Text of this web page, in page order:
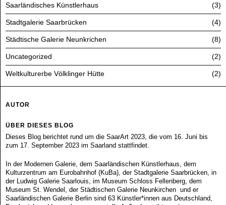
Saarländisches Künstlerhaus 3
Stadtgalerie Saarbrücken 4
Städtische Galerie Neunkrichen 8
Uncategorized 2
Weltkulturerbe Völklinger Hütte 2
AUTOR
ÜBER DIESES BLOG
Dieses Blog berichtet rund um die SaarArt 2023, die vom 16. Juni bis
zum 17. September 2023 im Saarland stattfindet.
In der Modernen Galerie, dem Saarländischen Künstlerhaus, dem
Kulturzentrum am Eurobahnhof (KuBa), der Stadtgalerie Saarbrücken, in
der Ludwig Galerie Saarlouis, im Museum Schloss Fellenberg, dem
Museum St. Wendel, der Städtischen Galerie Neunkirchen und er
Saarländischen Galerie Berlin sind 63 Künstler*innen aus Deutschland,